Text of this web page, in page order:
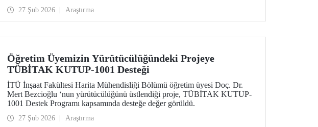
27 Şub 2026 Araştırma
Öğretim Üyemizin Yürütücülüğündeki Projeye
TÜBİTAK KUTUP-1001 Desteği
İTÜ İnşaat Fakültesi Harita Mühendisliği Bölümü öğretim üyesi Doç. Dr.
Mert Bezcioğlu ‘nun yürütücülüğünü üstlendiği proje, TÜBİTAK KUTUP-
1001 Destek Programı kapsamında desteğe değer görüldü.
27 Şub 2026 Araştırma